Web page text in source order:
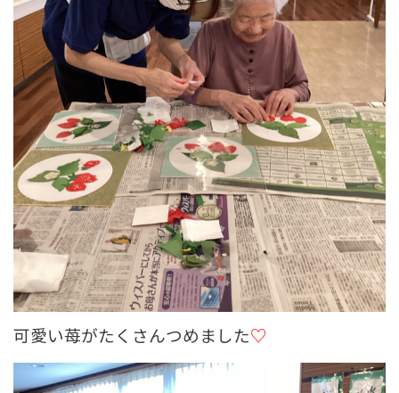
可愛い苺がたくさんつめました♡